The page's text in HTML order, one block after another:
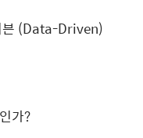
(Data-Driven)
가?